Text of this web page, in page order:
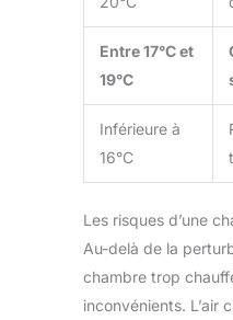
(mode
Entre 17°C et
19°C
Inférieure à
16°C
Les risques d’une
Au-delà de la
chambre trop
inconvénients. L’air